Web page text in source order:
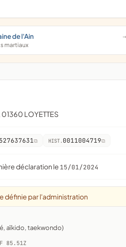
de l'Ain
martiaux
01360 LOYETTES
527637631 HIST. 0011004719
déclaration le 15/01/2024
définie par l'administration
aïkido, taekwondo)
85.51Z